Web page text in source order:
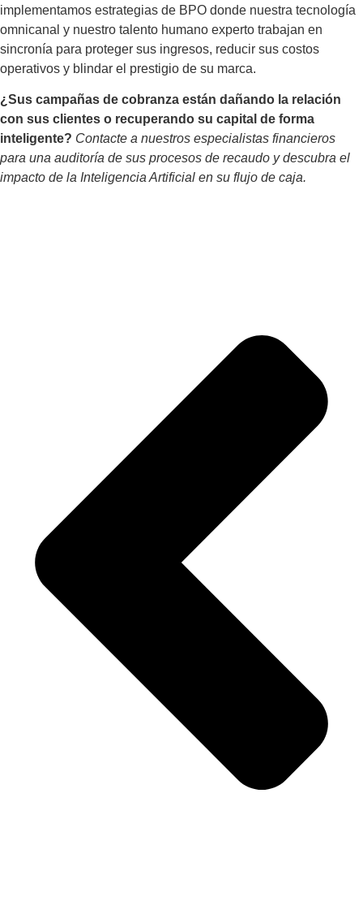
implementamos estrategias de BPO donde nuestra tecnología
omnicanal y nuestro talento humano experto trabajan en
sincronía para proteger sus ingresos, reducir sus costos
operativos y blindar el prestigio de su marca.
¿Sus campañas de cobranza están dañando la relación
con sus clientes o recuperando su capital de forma
inteligente? Contacte a nuestros especialistas financieros
para una auditoría de sus procesos de recaudo y descubra el
impacto de la Inteligencia Artificial en su flujo de caja.